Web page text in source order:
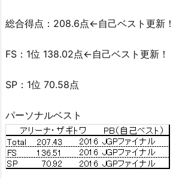
総合得点：208.6点←自己ベスト更新！
FS：1位 138.02点←自己ベスト更新！
SP：1位 70.58点
パーソナルベスト